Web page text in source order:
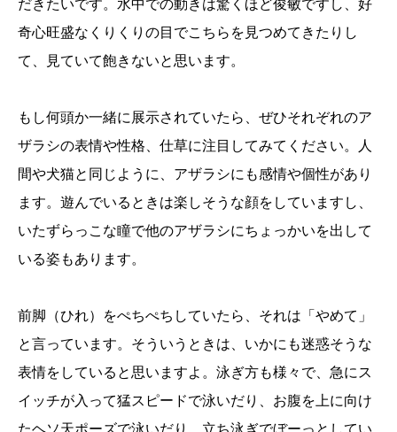
奇心旺盛なくりくりの目でこちらを見つめてきたりし
て、見ていて飽きないと思います。
もし何頭か一緒に展示されていたら、ぜひそれぞれのア
ザラシの表情や性格、仕草に注目してみてください。人
間や犬猫と同じように、アザラシにも感情や個性があり
ます。遊んでいるときは楽しそうな顔をしていますし、
いたずらっこな瞳で他のアザラシにちょっかいを出して
いる姿もあります。
前脚（ひれ）をぺちぺちしていたら、それは「やめて」
と言っています。そういうときは、いかにも迷惑そうな
表情をしていると思いますよ。泳ぎ方も様々で、急にス
イッチが入って猛スピードで泳いだり、お腹を上に向け
たヘソ天ポーズで泳いだり、立ち泳ぎでぼーっとしてい